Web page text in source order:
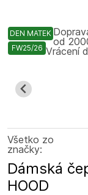
DEN MATEK
FW25/26
Všetko zo
značky:
Dámská
HOOD
od
Vrácení